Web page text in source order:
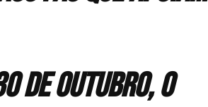
de outubro, o